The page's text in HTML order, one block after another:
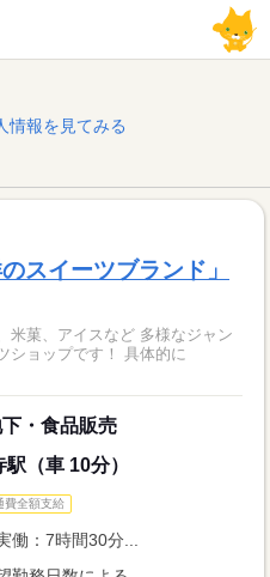
情報を見てみる
スイーツブランド」
米菓、アイスなど 多様なジャン
プです！ 具体的に
・食品販売
（車 10分）
費全額支給
働：7時間30分...